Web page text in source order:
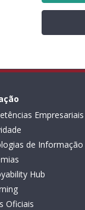
Empresariais
de Informação
Hub
Oficiais